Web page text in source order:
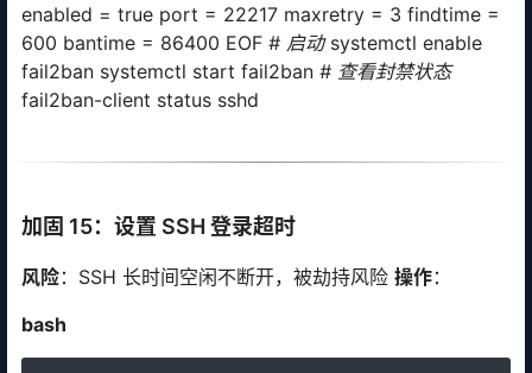
enabled = true port = 22217 maxretry = 3 findtime =
600 bantime = 86400 EOF # 启动systemctl enable
fail2ban systemctl start fail2ban # 查看封禁状态
fail2ban-client status sshd
加固 15：设置 SSH 登录超时
风险：SSH 长时间空闲不断开，被劫持风险 操作：
bash